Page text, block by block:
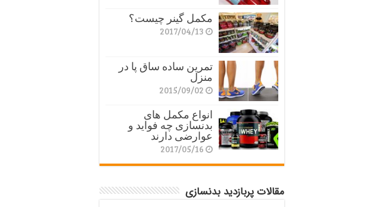
مکمل گینر چیست؟
2017/04/13
تمرین ساده ساق پا در
منزل
2015/09/02
انواع مکمل های
بدنسازی چه فواید و
عوارضی دارند
2017/05/16
مقالات پربازدید بدنسازی